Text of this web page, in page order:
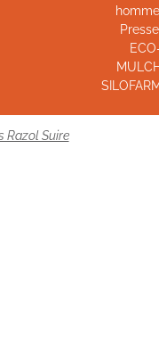
Presse
Razol Suire